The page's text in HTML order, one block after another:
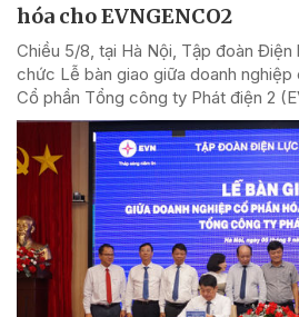
hóa cho EVNGENCO2
Chiều 5/8, tại Hà Nội, Tập đoàn
chức Lễ bàn giao giữa doanh
Cổ phần Tổng công ty Phát điện 2